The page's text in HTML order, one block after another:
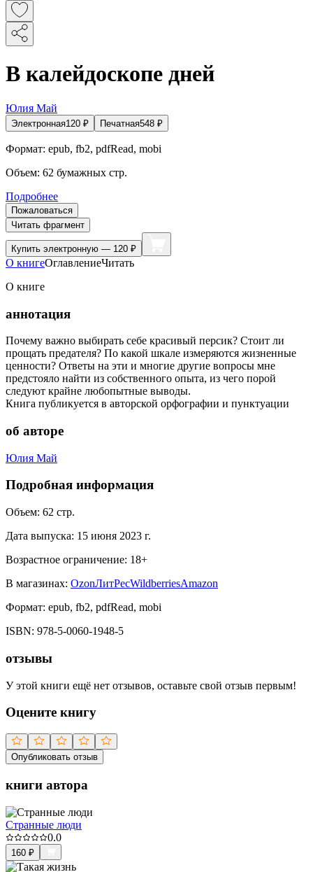
В калейдоскопе дней
Юлия Май
Электронная120 ₽ Печатная548 ₽
Формат: epub, fb2, pdfRead, mobi
Объем: 62 бумажных стр.
Подробнее
Пожаловаться
Читать фрагмент
Купить электронную — 120 ₽
О книгеОглавлениеЧитать
О книге
аннотация
Почему важно выбирать себе красивый персик? Стоит ли
прощать предателя? По какой шкале измеряются жизненные
ценности? Ответы на эти и многие другие вопросы мне
предстояло найти из собственного опыта, из чего порой
следуют крайне любопытные выводы.
Книга публикуется в авторской орфографии и пунктуации
об авторе
Юлия Май
Подробная информация
Объем: 62 стр.
Дата выпуска: 15 июня 2023 г.
Возрастное ограничение: 18+
В магазинах: OzonЛитРесWildberriesAmazon
Формат: epub, fb2, pdfRead, mobi
ISBN: 978-5-0060-1948-5
отзывы
У этой книги ещё нет отзывов, оставьте свой отзыв первым!
Оцените книгу
Опубликовать отзыв
книги автора
Странные люди
0.0
160 ₽